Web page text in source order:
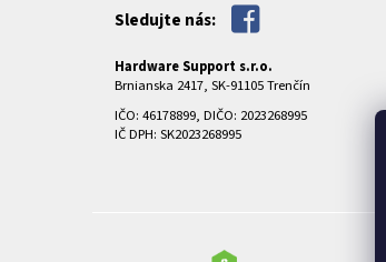
Sledujte nás:
Hardware Support s.r.o.
Brnianska 2417, SK-91105 Trenčín
IČO: 46178899, DIČO: 2023268995
IČ DPH: SK2023268995